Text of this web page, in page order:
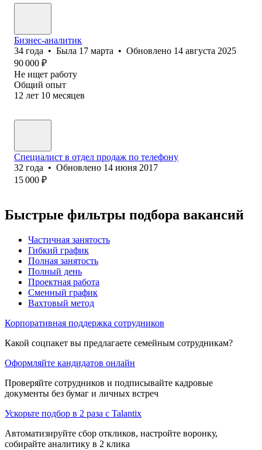
Бизнес-аналитик
34 года • Была 17 марта • Обновлено 14 августа 2025
90 000 ₽
Не ищет работу
Общий опыт
12 лет 10 месяцев
Специалист в отдел продаж по телефону
32 года • Обновлено 14 июня 2017
15 000 ₽
Быстрые фильтры подбора вакансий
Частичная занятость
Гибкий график
Полная занятость
Полный день
Проектная работа
Сменный график
Вахтовый метод
Корпоративная поддержка сотрудников
Какой соцпакет вы предлагаете семейным сотрудникам?
Оформляйте кандидатов онлайн
Проверяйте сотрудников и подписывайте кадровые
документы без бумаг и личных встреч
Ускорьте подбор в 2 раза с Talantix
Автоматизируйте сбор откликов, настройте воронку,
собирайте аналитику в 2 клика